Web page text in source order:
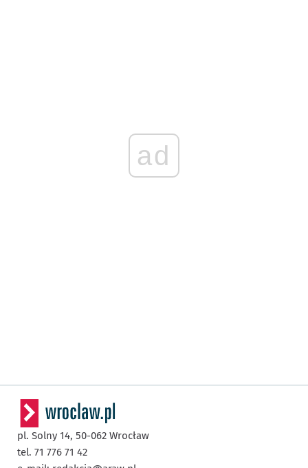
ad
pl. Solny 14, 50-062 Wrocław
tel. 71 776 71 42